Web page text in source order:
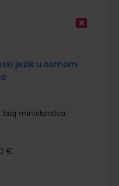
jezik u osmom
broj ministarstva:
€